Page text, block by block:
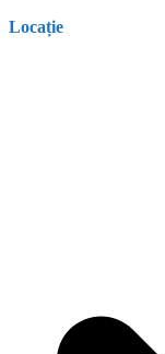
Locație